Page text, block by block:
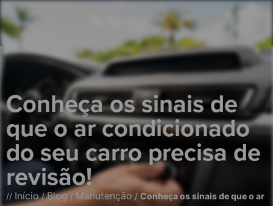
Conheça os sinais de
que o ar condicionado
do seu carro precisa de
revisão!
// Início/Blog / Manutenção / Conheça os sinais de que o ar